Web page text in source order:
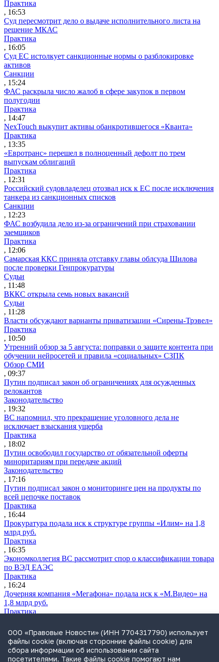
Практика
, 16:53
Суд пересмотрит дело о выдаче исполнительного листа на
решение МКАС
Практика
, 16:05
Суд ЕС истолкует санкционные нормы о разблокировке
активов
Санкции
, 15:24
ФАС раскрыла число жалоб в сфере закупок в первом
полугодии
Практика
, 14:47
NexTouch выкупит активы обанкротившегося «Кванта»
Практика
, 13:35
«Евротранс» перешел в полноценный дефолт по трем
выпускам облигаций
Практика
, 12:31
Российский судовладелец отозвал иск к ЕС после исключения
танкера из санкционных списков
Санкции
, 12:23
ФАС возбудила дело из-за ограничений при страховании
заемщиков
Практика
, 12:06
Самарская ККС приняла отставку главы облсуда Шилова
после проверки Генпрокуратуры
Судьи
, 11:48
ВККС открыла семь новых вакансий
Судьи
, 11:28
Власти обсуждают варианты приватизации «Сирены-Трэвел»
Практика
, 10:50
Утренний обзор за 5 августа: поправки о защите контента при
обучении нейросетей и правила «социальных» СЗПК
Обзор СМИ
, 09:37
Путин подписал закон об ограничениях для осужденных
релокантов
Законодательство
, 19:32
ВС напомнил, что прекращение уголовного дела не
исключает взыскания ущерба
Практика
, 18:02
Путин освободил государство от обязательной оферты
миноритариям при передаче акций
Законодательство
, 17:16
Путин подписал закон о мониторинге цен на продукты по
всей цепочке поставок
Практика
, 16:44
Прокуратура подала иск к структуре группы «Илим» на 1,8
млрд руб.
Практика
, 16:35
Экономколлегия ВС рассмотрит спор о классификации товара
по ВЭД ЕАЭС
Практика
, 16:24
Дочерняя компания «Мегафона» подала иск к «М.Видео» на
1,8 млрд руб.
Практика
СИП проверит отмену патента на систему управления
устройствами после возражений «Яндекса»
Практика
, 15:17
ООО «Правовые Новости» (ИНН 7704317790) использует
файлы cookie (включая сторонние файлы cookie) для
сбора информации об использовании сайта
посетителями. Такие файлы cookie помогают нам